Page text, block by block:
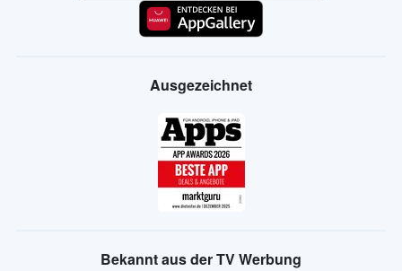
Ausgezeichnet
Bekannt aus der TV Werbung